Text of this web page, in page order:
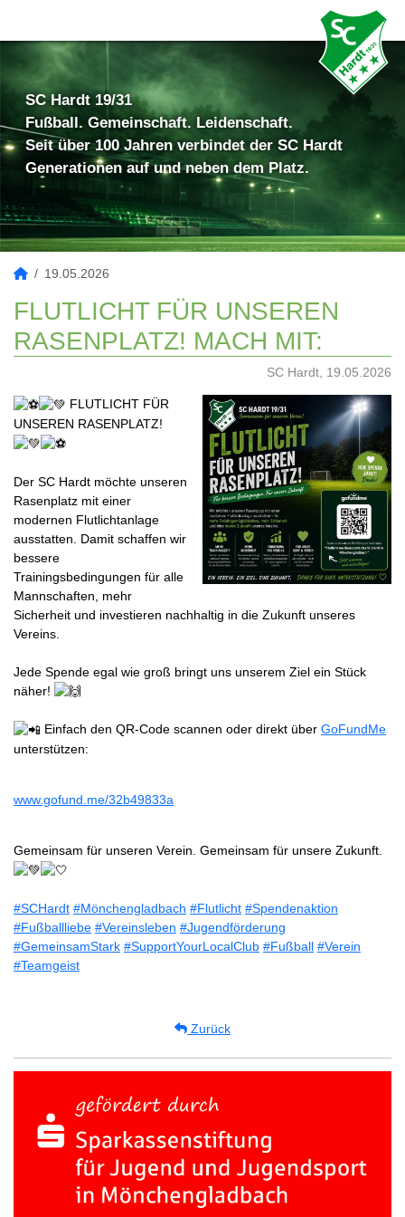
SC Hardt 19/31
Fußball. Gemeinschaft. Leidenschaft.
Seit über 100 Jahren verbindet der SC Hardt
Generationen auf und neben dem Platz.
19.05.2026
FLUTLICHT FÜR UNSEREN
RASENPLATZ! MACH MIT:
SC Hardt, 19.05.2026
FLUTLICHT FÜR
UNSEREN RASENPLATZ!
Der SC Hardt möchte unseren
Rasenplatz mit einer
modernen Flutlichtanlage
ausstatten. Damit schaffen wir
bessere
Trainingsbedingungen für alle
Mannschaften, mehr
Sicherheit und investieren nachhaltig in die Zukunft unseres
Vereins.
Jede Spende egal wie groß bringt uns unserem Ziel ein Stück
näher!
Einfach den QR-Code scannen oder direkt über GoFundMe
unterstützen:
www.gofund.me/32b49833a
Gemeinsam für unseren Verein. Gemeinsam für unsere Zukunft.
#SCHardt #Mönchengladbach #Flutlicht #Spendenaktion
#Fußballliebe #Vereinsleben #Jugendförderung
#GemeinsamStark #SupportYourLocalClub #Fußball #Verein
#Teamgeist
Zurück